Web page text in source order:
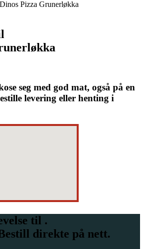
seg med god mat, også på en
levering eller henting i
til .
direkte på nett.